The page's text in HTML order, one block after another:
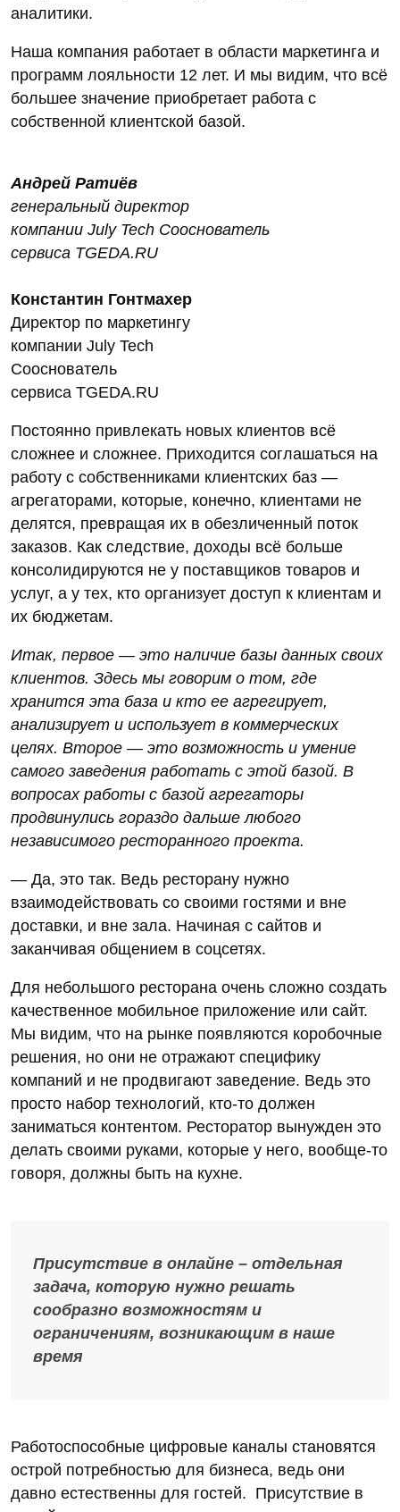
аналитики.
Наша компания работает в области маркетинга и
программ лояльности 12 лет. И мы видим, что всё
большее значение приобретает работа с
собственной клиентской базой.
Андрей Ратиёв
генеральный директор
компании July Tech Сооснователь
сервиса TGEDA.RU
Константин Гонтмахер
Директор по маркетингу
компании July Tech
Сооснователь
сервиса TGEDA.RU
Постоянно привлекать новых клиентов всё
сложнее и сложнее. Приходится соглашаться на
работу с собственниками клиентских баз —
агрегаторами, которые, конечно, клиентами не
делятся, превращая их в обезличенный поток
заказов. Как следствие, доходы всё больше
консолидируются не у поставщиков товаров и
услуг, а у тех, кто организует доступ к клиентам и
их бюджетам.
Итак, первое — это наличие базы данных своих
клиентов. Здесь мы говорим о том, где
хранится эта база и кто ее агрегирует,
анализирует и использует в коммерческих
целях. Второе — это возможность и умение
самого заведения работать с этой базой. В
вопросах работы с базой агрегаторы
продвинулись гораздо дальше любого
независимого ресторанного проекта.
— Да, это так. Ведь ресторану нужно
взаимодействовать со своими гостями и вне
доставки, и вне зала. Начиная с сайтов и
заканчивая общением в соцсетях.
Для небольшого ресторана очень сложно создать
качественное мобильное приложение или сайт.
Мы видим, что на рынке появляются коробочные
решения, но они не отражают специфику
компаний и не продвигают заведение. Ведь это
просто набор технологий, кто-то должен
заниматься контентом. Ресторатор вынужден это
делать своими руками, которые у него, вообще-то
говоря, должны быть на кухне.
Присутствие в онлайне – отдельная
задача, которую нужно решать
сообразно возможностям и
ограничениям, возникающим в наше
время
Работоспособные цифровые каналы становятся
острой потребностью для бизнеса, ведь они
давно естественны для гостей. Присутствие в